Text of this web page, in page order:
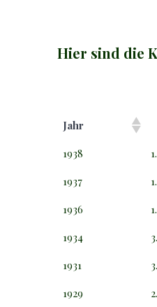
Hier sind die
Jahr
1938
1.
1937
1.
1936
1.
1934
3.
1931
3.
1929
2.